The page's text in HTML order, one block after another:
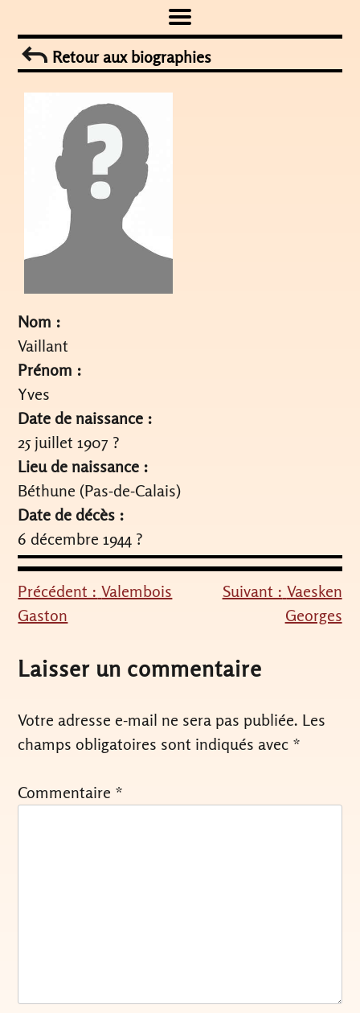
to
contentRetour aux biographies
Nom :
Vaillant
Prénom :
Yves
Date de naissance :
25 juillet 1907 ?
Lieu de naissance :
Béthune (Pas-de-Calais)
Date de décès :
6 décembre 1944 ?
Navigation
de
l’article
Précédent : Valembois
Gaston
Suivant : Vaesken
Georges
Laisser un commentaire
Votre adresse e-mail ne sera pas publiée. Les
champs obligatoires sont indiqués avec *
Commentaire *